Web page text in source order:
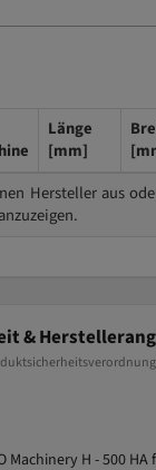
Länge
[mm]
Hersteller aus
&
Machinery H - 500